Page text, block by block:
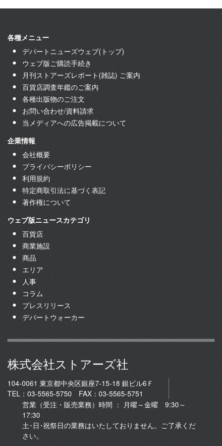
各種メニュー
デパートニューズウェブ(トップ)
ウェブ版ご購読手続き
月刊ストアーズレポート(雑誌) ご案内
百貨店調査年鑑のご案内
各種出版物のご注文
お問い合わせ/資料請求
当メディアへの広告掲載について
企業情報
会社概要
プライバシーポリシー
利用規約
特定商取引法に基づく表記
著作権について
ウェブ版ニュースカテゴリ
百貨店
商業施設
商品
エリア
人事
コラム
プレスリリース
デパートウォーカー
株式会社ストアーズ社
104-0061 東京都中央区銀座7-15-18 銀ビル6Ｆ
TEL：03-5565-5750 FAX：03-5565-5751
営業（受注・販売業務）時間 ： 月曜～金曜 9:30～
17:30
土･日･祝祭日の業務はいたしておりません。ご了承くだ
さい。